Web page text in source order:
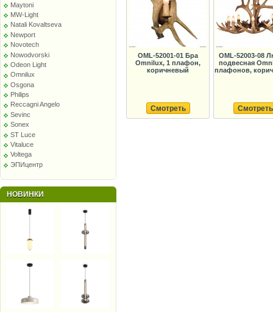
Maytoni
MW-Light
Natali Kovaltseva
Newport
Novotech
Nowodvorski
Odeon Light
Omnilux
Osgona
Philips
Reccagni Angelo
Sevinc
Sonex
ST Luce
Vitaluce
Voltega
ЭПИцентр
НОВИНКИ
OML-52001-01 Бра
Omnilux, 1 плафон,
коричневый
Смотреть
OML-52003-08
подвесная
плафонов,
Смотреть